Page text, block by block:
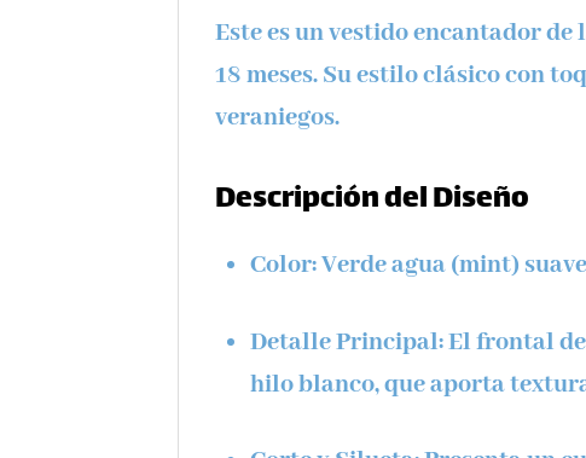
Este es un vestido encantador de
18 meses. Su estilo clásico con
veraniegos.
Descripción del Diseño
Color:Verde agua (mint)
Detalle Principal:El frontal
hilo blanco, que aporta